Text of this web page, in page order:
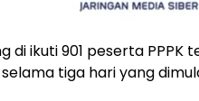
di ikuti 901 peserta
tiga hari yang